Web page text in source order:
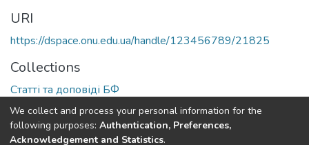
URI
https://dspace.onu.edu.ua/handle/123456789/21825
Collections
Статті та доповіді БФ
Full item page
We collect and process your personal information for the
following purposes: Authentication, Preferences,
Acknowledgement and Statistics.